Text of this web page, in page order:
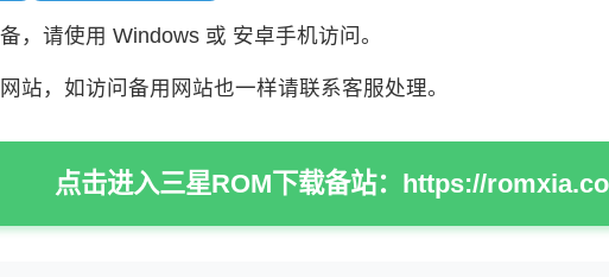
，请使用 Windows 或 安卓手机访问。
站，如访问备用网站也一样请联系客服处理。
点击进入三星ROM下载备站：https://